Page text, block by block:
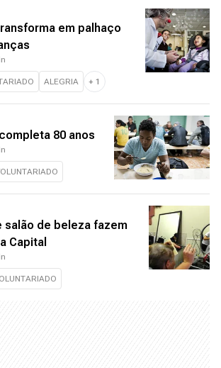
em palhaço
ALEGRIA + 1
80 anos
salão de beleza fazem
Capital